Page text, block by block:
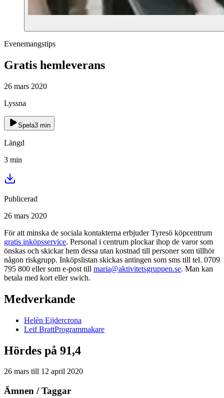
Evenemangstips
Gratis hemleverans
26 mars 2020
Lyssna
Spela3 min
Längd
3 min
Publicerad
26 mars 2020
För att minska de sociala kontakterna erbjuder Tyresö köpcentrum
gratis inköpsservice. Personal i centrum plockar ihop de varor som
önskas och skickar hem dessa utan kostnad till personer som tillhör
någon riskgrupp. Inköpslistan skickas antingen som sms till tel. 0709
795 800 eller som e-post till maria@aktivitetsgruppen.se. Man kan
betala med kort eller swich.
Medverkande
Helèn Eijdercrona
Leif BrattProgrammakare
Hördes på 91,4
26 mars till 12 april 2020
Ämnen / Taggar